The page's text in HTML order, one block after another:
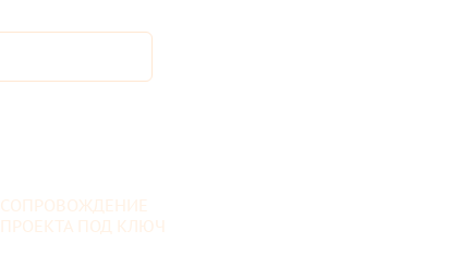
СОПРОВОЖДЕНИЕ
ПРОЕКТА ПОД КЛЮЧ